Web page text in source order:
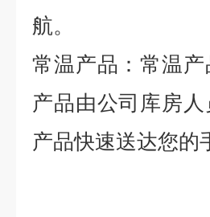
航。
常温产品：常温
产品由公司库房
产品快速送达您的